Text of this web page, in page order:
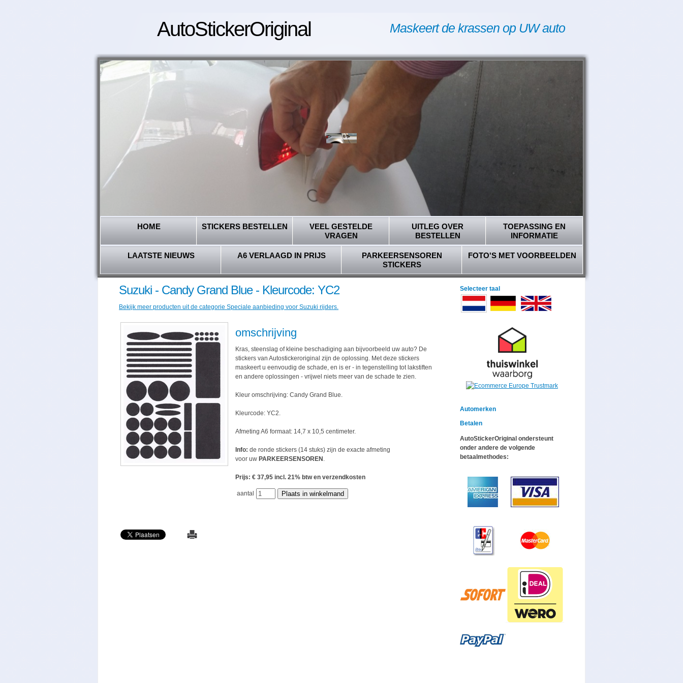
AutoStickerOriginal Maskeert de krassen op UW auto
HOME STICKERS BESTELLEN
VEEL GESTELDE
VRAGEN
UITLEG OVER
BESTELLEN
TOEPASSING EN
INFORMATIE
LAATSTE NIEUWS A6 VERLAAGD IN PRIJS
PARKEERSENSOREN
STICKERS
FOTO'S MET VOORBEELDEN
Suzuki - Candy Grand Blue - Kleurcode: YC2
Bekijk meer producten uit de categorie Speciale aanbieding voor Suzuki rijders.
omschrijving
Kras, steenslag of kleine beschadiging aan bijvoorbeeld uw auto? De
stickers van Autostickeroriginal zijn de oplossing. Met deze stickers
maskeert u eenvoudig de schade, en is er - in tegenstelling tot lakstiften
en andere oplossingen - vrijwel niets meer van de schade te zien.
Kleur omschrijving: Candy Grand Blue.
Kleurcode: YC2.
Afmeting A6 formaat: 14,7 x 10,5 centimeter.
Info: de ronde stickers (14 stuks) zijn de exacte afmeting
voor uw PARKEERSENSOREN .
Prijs: € 37,95 incl. 21% btw en verzendkosten
aantal
Selecteer taal
Automerken
Betalen
AutoStickerOriginal ondersteunt
onder andere de volgende
betaalmethodes: